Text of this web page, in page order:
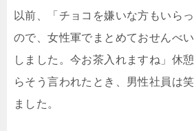
以前、「チョコを嫌いな方もいら
ので、女性軍でまとめておせんべ
しました。今お茶入れますね」休
らそう言われたとき、男性社員は
ました。